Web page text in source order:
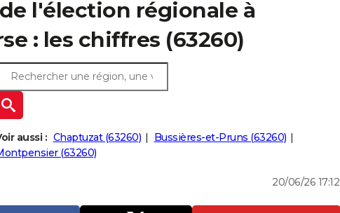
l'élection régionale à
: les chiffres (63260)
aussi : Chaptuzat (63260)
Bussières-et-Pruns (63260)
(63260)
20/06/26 17:12